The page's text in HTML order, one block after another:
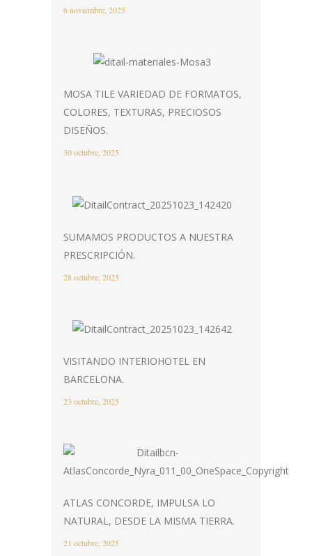
6 noviembre, 2025
MOSA TILE VARIEDAD DE FORMATOS,
COLORES, TEXTURAS, PRECIOSOS
DISEÑOS.
30 octubre, 2025
SUMAMOS PRODUCTOS A NUESTRA
PRESCRIPCIÓN.
28 octubre, 2025
VISITANDO INTERIOHOTEL EN
BARCELONA.
23 octubre, 2025
ATLAS CONCORDE, IMPULSA LO
NATURAL, DESDE LA MISMA TIERRA.
21 octubre, 2025